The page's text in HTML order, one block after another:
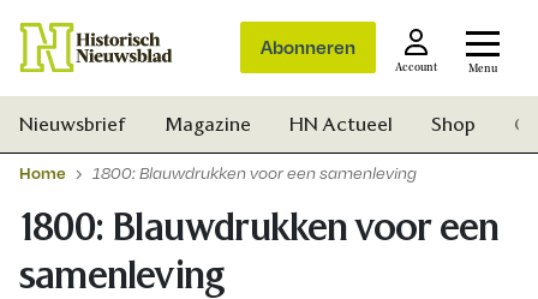
Abonneren
Account Menu
Nieuwsbrief Magazine HN Actueel Shop
Home 1800: Blauwdrukken voor een samenleving
1800: Blauwdrukken voor een
samenleving